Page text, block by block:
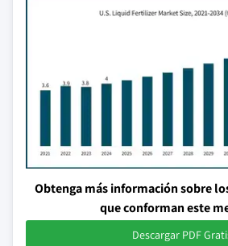
Obtenga más información sobre
que conforman este
Descargar PDF